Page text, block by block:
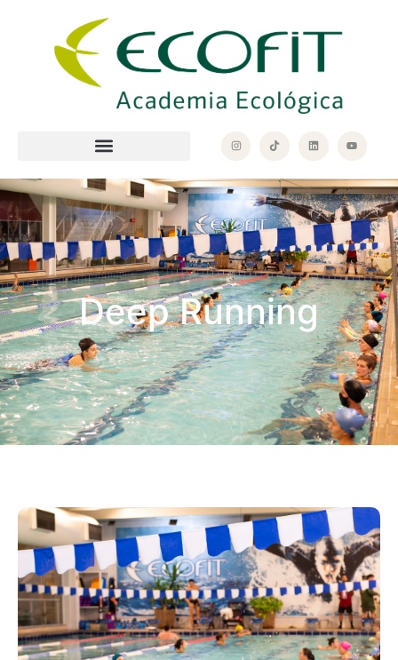
Deep Running